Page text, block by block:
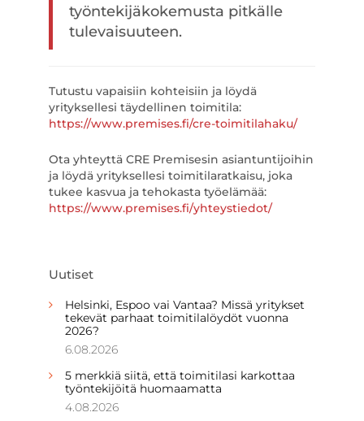
työntekijäkokemusta pitkälle
tulevaisuuteen.
Tutustu vapaisiin kohteisiin ja löydä
yrityksellesi täydellinen toimitila:
https://www.premises.fi/cre-toimitilahaku/
Ota yhteyttä CRE Premisesin asiantuntijoihin
ja löydä yrityksellesi toimitilaratkaisu, joka
tukee kasvua ja tehokasta työelämää:
https://www.premises.fi/yhteystiedot/
Uutiset
Helsinki, Espoo vai Vantaa? Missä yritykset
tekevät parhaat toimitilalöydöt vuonna
2026?
6.08.2026
5 merkkiä siitä, että toimitilasi karkottaa
työntekijöitä huomaamatta
4.08.2026